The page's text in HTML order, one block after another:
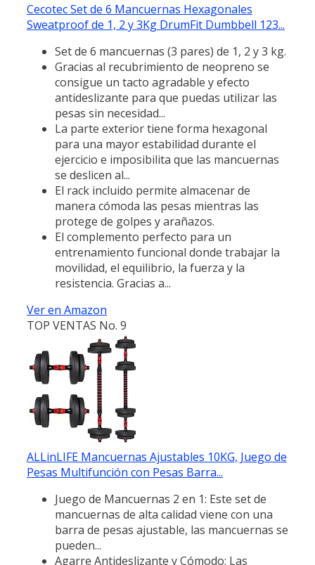
Cecotec Set de 6 Mancuernas Hexagonales
Sweatproof de 1, 2 y 3Kg DrumFit Dumbbell 123...
Set de 6 mancuernas (3 pares) de 1, 2 y 3 kg.
Gracias al recubrimiento de neopreno se
consigue un tacto agradable y efecto
antideslizante para que puedas utilizar las
pesas sin necesidad...
La parte exterior tiene forma hexagonal
para una mayor estabilidad durante el
ejercicio e imposibilita que las mancuernas
se deslicen al...
El rack incluido permite almacenar de
manera cómoda las pesas mientras las
protege de golpes y arañazos.
El complemento perfecto para un
entrenamiento funcional donde trabajar la
movilidad, el equilibrio, la fuerza y la
resistencia. Gracias a...
Ver en Amazon
TOP VENTAS No. 9
ALLinLIFE Mancuernas Ajustables 10KG, Juego de
Pesas Multifunción con Pesas Barra...
Juego de Mancuernas 2 en 1: Este set de
mancuernas de alta calidad viene con una
barra de pesas ajustable, las mancuernas se
pueden...
Agarre Antideslizante y Cómodo: Las